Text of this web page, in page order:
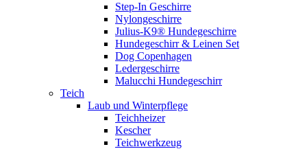
Step-In Geschirre
Nylongeschirre
Julius-K9® Hundegeschirre
Hundegeschirr & Leinen Set
Dog Copenhagen
Ledergeschirre
Malucchi Hundegeschirr
Teich
Laub und Winterpflege
Teichheizer
Kescher
Teichwerkzeug